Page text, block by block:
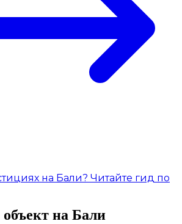
на Бали? Читайте гид по
на Бали